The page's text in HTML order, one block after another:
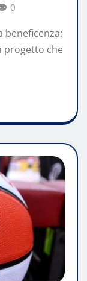
0
beneficenza:
progetto che